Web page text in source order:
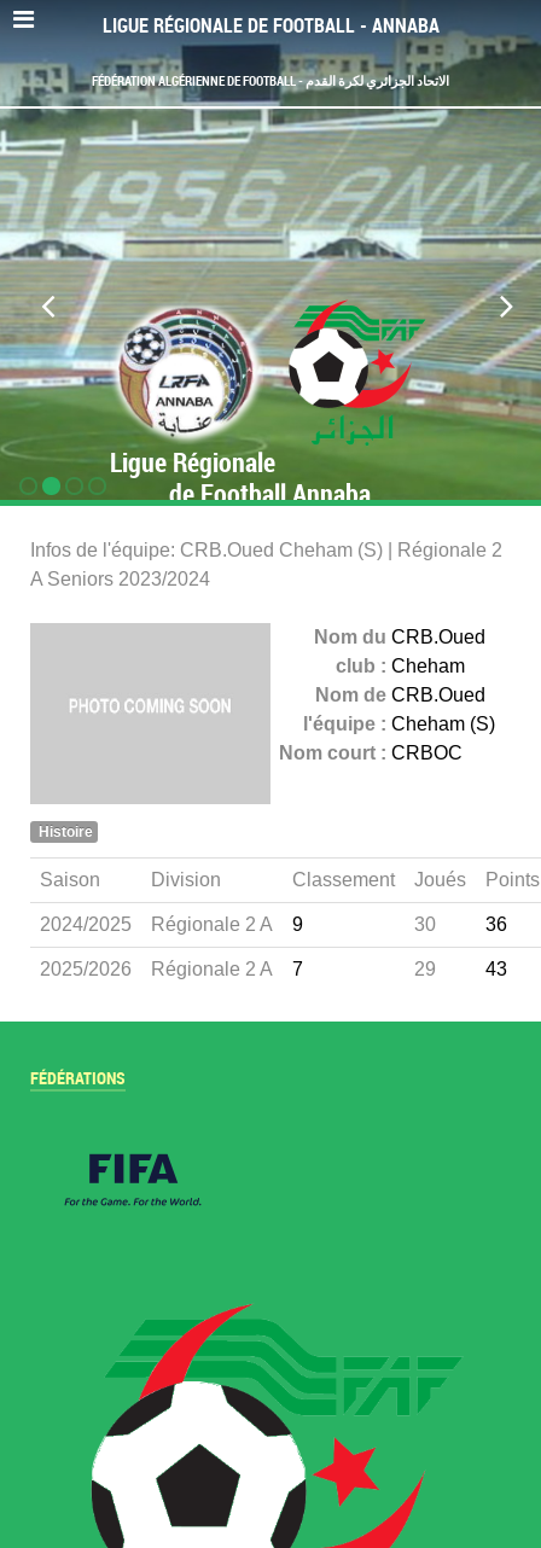
LIGUE RÉGIONALE DE FOOTBALL - ANNABA
FÉDÉRATION ALGÉRIENNE DE FOOTBALL - الاتحاد الجزائري لكرة القدم
Ligue Régionale
de Football Annaba
Infos de l'équipe: CRB.Oued Cheham (S) | Régionale 2
A Seniors 2023/2024
Nom du
club :
CRB.Oued
Cheham
Nom de
l'équipe :
CRB.Oued
Cheham (S)
Nom court : CRBOC
Histoire
Saison Division Classement Joués Points
2024/2025 Régionale 2 A 9 30 36
2025/2026 Régionale 2 A 7 29 43
FÉDÉRATIONS